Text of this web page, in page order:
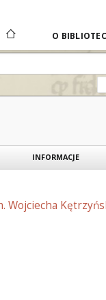
O
INFORMACJE
Wojciecha